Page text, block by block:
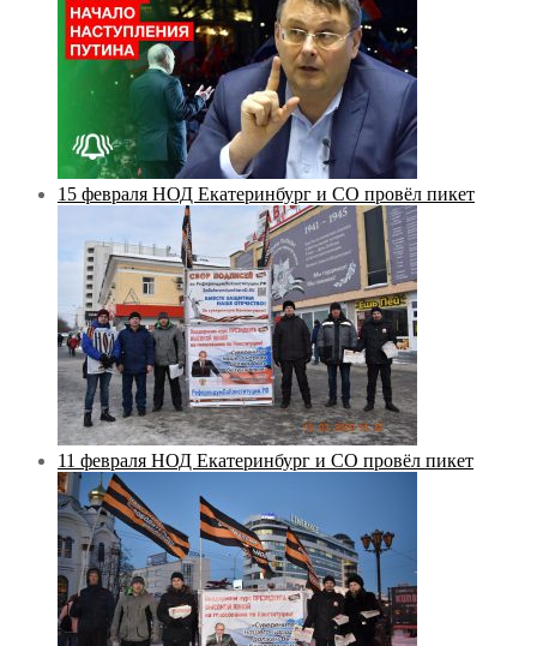
15 февраля НОД Екатеринбург и СО провёл пикет
11 февраля НОД Екатеринбург и СО провёл пикет